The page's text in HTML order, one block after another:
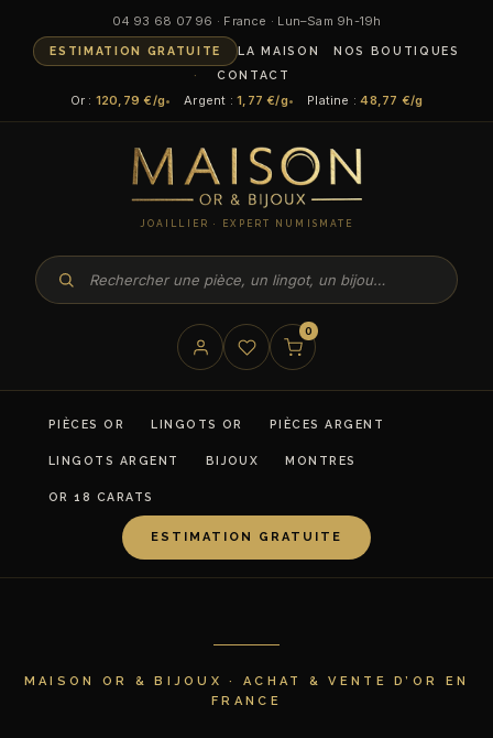
04 93 68 07 96 · France · Lun–Sam 9h-19h
ESTIMATION GRATUITE LA MAISON
NOS BOUTIQUES
CONTACT
Or : 120,79 €/g Argent :1,77 €/g Platine :48,77 €/g
JOAILLIER · EXPERT NUMISMATE
0
PIÈCES OR LINGOTS OR PIÈCES ARGENT
LINGOTS ARGENT BIJOUX MONTRES
OR 18 CARATS
ESTIMATION GRATUITE
MAISON OR & BIJOUX · ACHAT & VENTE D’OR EN
FRANCE